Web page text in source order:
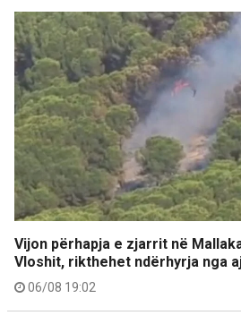
Vijon përhapja e zjarrit në
Vloshit, rikthehet ndërhyrja nga
06/08 19:02